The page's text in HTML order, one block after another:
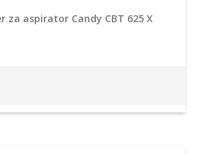
za aspirator Candy CBT 625 X